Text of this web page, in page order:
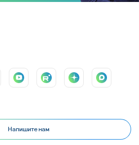
Напишите нам